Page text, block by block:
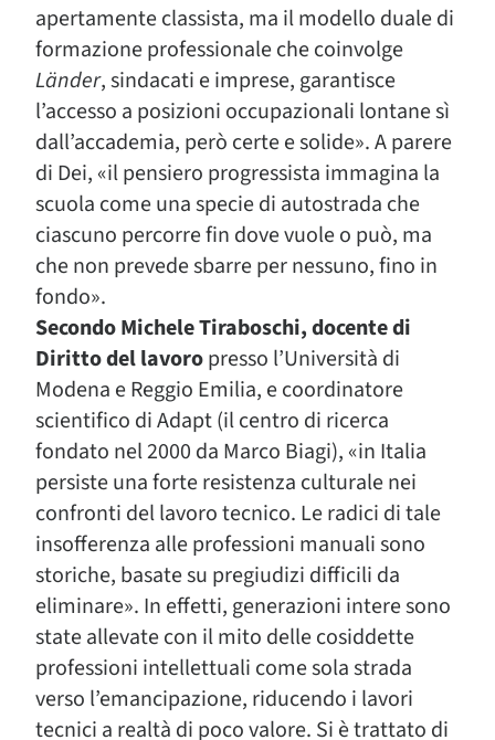
apertamente classista, ma il modello duale di
formazione professionale che coinvolge
Länder, sindacati e imprese, garantisce
l’accesso a posizioni occupazionali lontane sì
dall’accademia, però certe e solide». A parere
di Dei, «il pensiero progressista immagina la
scuola come una specie di autostrada che
ciascuno percorre fin dove vuole o può, ma
che non prevede sbarre per nessuno, fino in
fondo».
Secondo Michele Tiraboschi, docente di
Diritto del lavoropresso l’Università di
Modena e Reggio Emilia, e coordinatore
scientifico di Adapt (il centro di ricerca
fondato nel 2000 da Marco Biagi), «in Italia
persiste una forte resistenza culturale nei
confronti del lavoro tecnico. Le radici di tale
insofferenza alle professioni manuali sono
storiche, basate su pregiudizi difficili da
eliminare». In effetti, generazioni intere sono
state allevate con il mito delle cosiddette
professioni intellettuali come sola strada
verso l’emancipazione, riducendo i lavori
tecnici a realtà di poco valore. Si è trattato di